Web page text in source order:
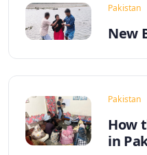
Pakistan
New
Pakistan
How
in